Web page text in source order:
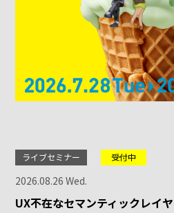
ライブセミナー 受付中
2026.08.26 Wed.
UX不在なセマンティックレイ